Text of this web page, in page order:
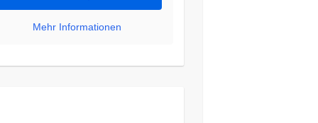
Mehr Informationen